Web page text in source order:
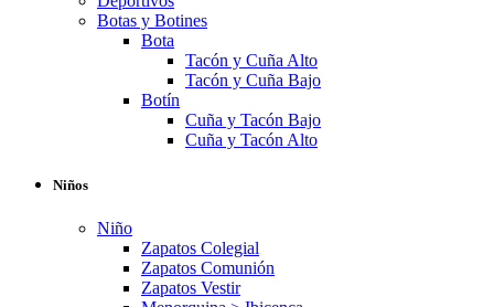
Botas y Botines
Bota
Tacón y Cuña Alto
Tacón y Cuña Bajo
Botín
Cuña y Tacón Bajo
Cuña y Tacón Alto
Niños
Niño
Zapatos Colegial
Zapatos Comunión
Zapatos Vestir